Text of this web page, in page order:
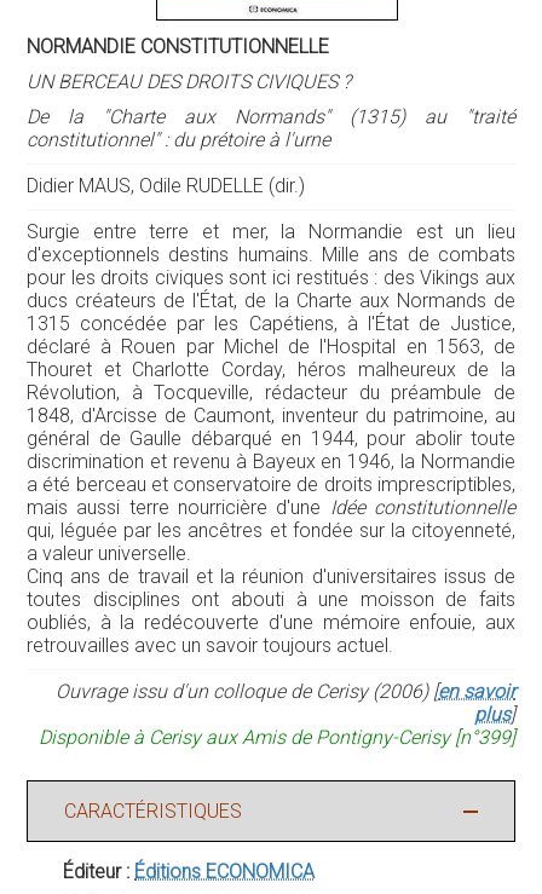
NORMANDIE CONSTITUTIONNELLE
UN BERCEAU DES DROITS CIVIQUES ?
De la "Charte aux Normands" (1315) au "traité
constitutionnel" : du prétoire à l'urne
Didier MAUS, Odile RUDELLE (dir.)
Surgie entre terre et mer, la Normandie est un lieu
d'exceptionnels destins humains. Mille ans de combats
pour les droits civiques sont ici restitués : des Vikings aux
ducs créateurs de l'État, de la Charte aux Normands de
1315 concédée par les Capétiens, à l'État de Justice,
déclaré à Rouen par Michel de l'Hospital en 1563, de
Thouret et Charlotte Corday, héros malheureux de la
Révolution, à Tocqueville, rédacteur du préambule de
1848, d'Arcisse de Caumont, inventeur du patrimoine, au
général de Gaulle débarqué en 1944, pour abolir toute
discrimination et revenu à Bayeux en 1946, la Normandie
a été berceau et conservatoire de droits imprescriptibles,
mais aussi terre nourricière d'une Idée constitutionnelle
qui, léguée par les ancêtres et fondée sur la citoyenneté,
a valeur universelle.
Cinq ans de travail et la réunion d'universitaires issus de
toutes disciplines ont abouti à une moisson de faits
oubliés, à la redécouverte d'une mémoire enfouie, aux
retrouvailles avec un savoir toujours actuel.
Ouvrage issu d'un colloque de Cerisy (2006) [en savoir
plus]
Disponible à Cerisy aux Amis de Pontigny-Cerisy [n°399]
CARACTÉRISTIQUES
Éditeur : Éditions ECONOMICA